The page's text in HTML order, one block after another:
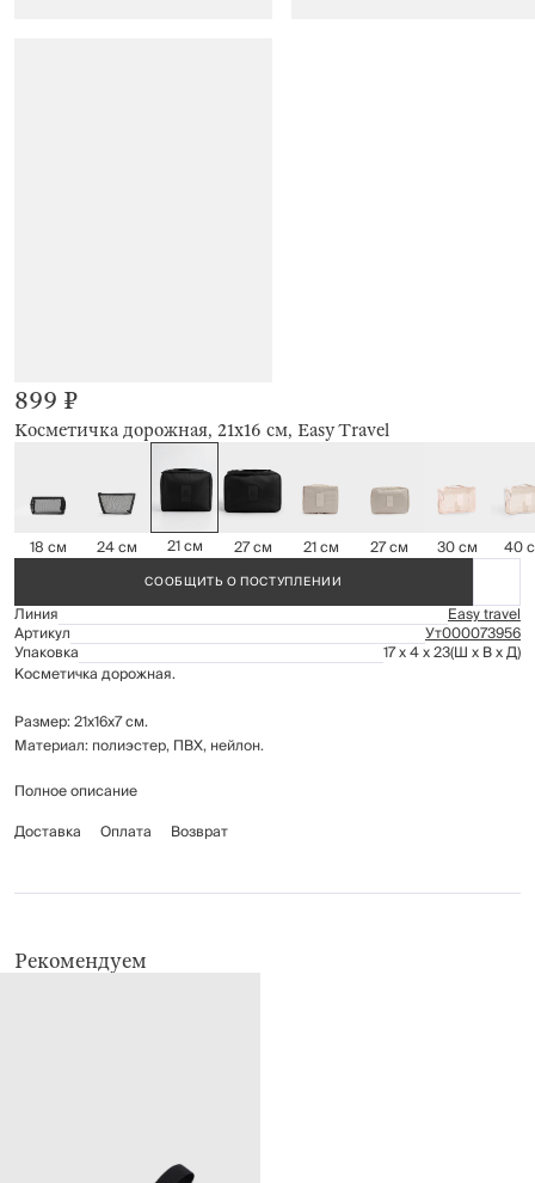
Косметичка дорожная, 21х16 см, Easy Travel
899 ₽
18 см 24 см 21 см 27 см 21 см 27 см 30 см 40
СООБЩИТЬ О ПОСТУПЛЕНИИ
Линия Easy travel
Артикул Ут000073956
Упаковка 17 x 4 x 23(Ш x В x Д)
Косметичка дорожная.
Размер: 21х16х7 см.
Материал: полиэстер, ПВХ, нейлон.
Рекомендации по уходу: протирать сухой, мягкой тканью. Можно
ниже 40С.
Полное описание
Доставка
Оплата Возврат
Рекомендуем